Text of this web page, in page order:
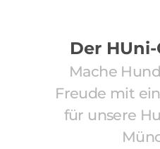
Der
Mache
Freude mit
für unsere